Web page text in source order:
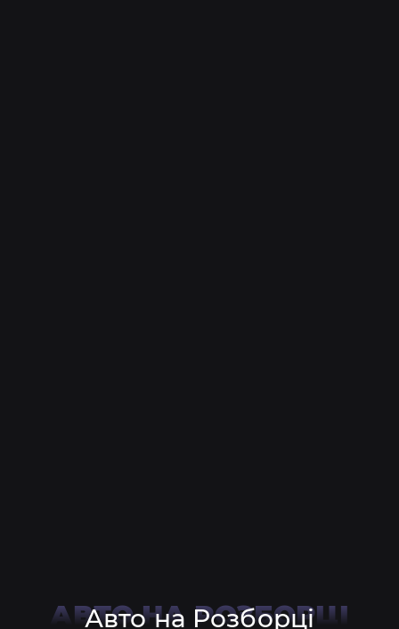
Авто на Розборці
АВТО НА РОЗБОРЦІ